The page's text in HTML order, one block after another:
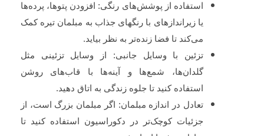
استفاده از پوشش‌های رنگی: افزودن پتوها، پرده‌ها
یا زیراندازهای با رنگهای جذاب به مبلمان تیره کمک
می‌کند تا فضا زنده‌تر به نظر بیاید.
تزئین با وسایل جانبی: از وسایل تزئینی مثل
گلدان‌ها، شمع‌ها و آینه‌ها با قاب‌های روشن
استفاده کنید تا جلوه زندگی به اتاق دهید.
تعادل در اندازه مبلمان: اگر مبلمان بزرگ است، از
جزئیات کوچک‌تر در دکوراسیون استفاده کنید تا